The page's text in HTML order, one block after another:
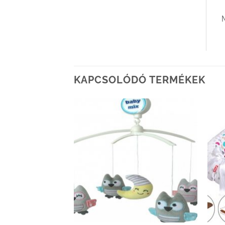
KAPCSOLÓDÓ TERMÉKEK
adom